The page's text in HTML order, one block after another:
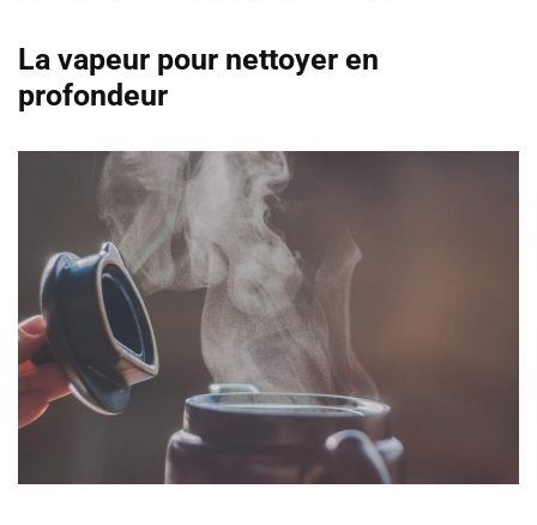
La vapeur pour nettoyer en
profondeur